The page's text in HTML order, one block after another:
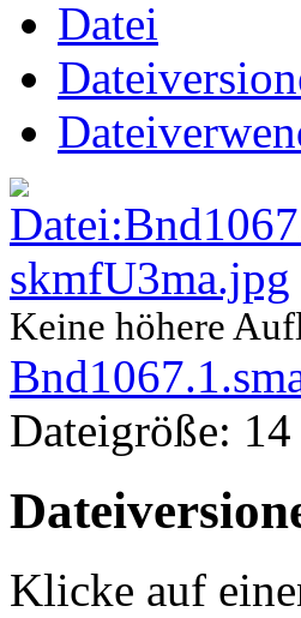
Datei
Keine höhere
Dateigröße:
Klicke auf